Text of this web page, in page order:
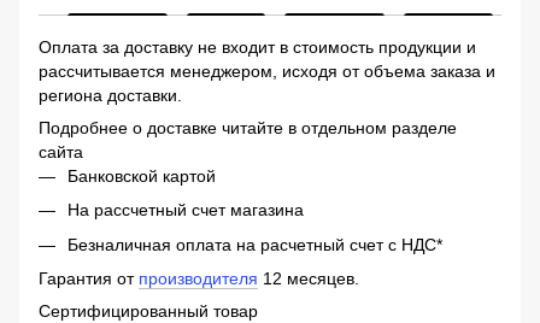
Оплата за доставку не входит в стоимость продукции и
рассчитывается менеджером, исходя от объема заказа и
региона доставки.
Подробнее о доставке читайте в отдельном разделе
сайта
Банковской картой
На рассчетный счет магазина
Безналичная оплата на расчетный счет с НДС*
Гарантия от производителя 12 месяцев.
Сертифицированный товар